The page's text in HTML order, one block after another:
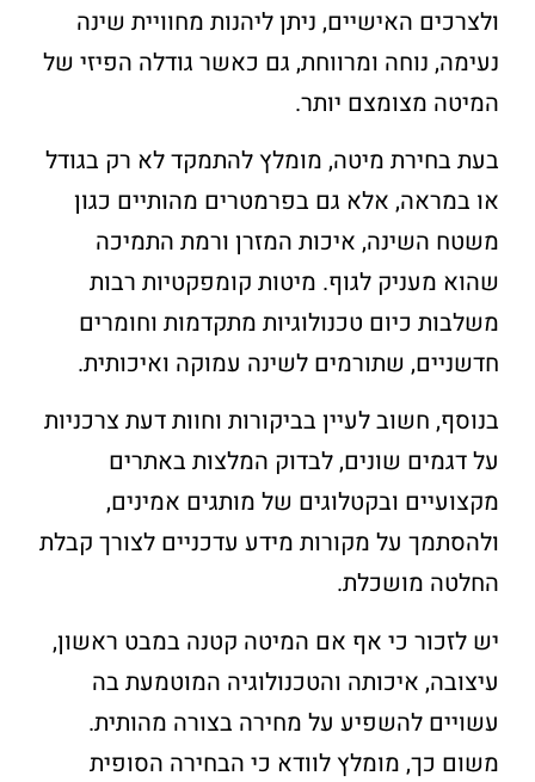
ולצרכים האישיים, ניתן ליהנות מחוויית שינה
נעימה, נוחה ומרווחת, גם כאשר גודלה הפיזי של
המיטה מצומצם יותר.
בעת בחירת מיטה, מומלץ להתמקד לא רק בגודל
או במראה, אלא גם בפרמטרים מהותיים כגון
משטח השינה, איכות המזרן ורמת התמיכה
שהוא מעניק לגוף. מיטות קומפקטיות רבות
משלבות כיום טכנולוגיות מתקדמות וחומרים
חדשניים, שתורמים לשינה עמוקה ואיכותית.
בנוסף, חשוב לעיין בביקורות וחוות דעת צרכניות
על דגמים שונים, לבדוק המלצות באתרים
מקצועיים ובקטלוגים של מותגים אמינים,
ולהסתמך על מקורות מידע עדכניים לצורך קבלת
החלטה מושכלת.
יש לזכור כי אף אם המיטה קטנה במבט ראשון,
עיצובה, איכותה והטכנולוגיה המוטמעת בה
עשויים להשפיע על מחירה בצורה מהותית.
משום כך, מומלץ לוודא כי הבחירה הסופית